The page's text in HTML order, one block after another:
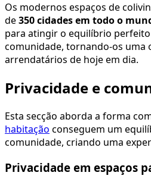
Os modernos espaços de
de350 cidades em todo o
para atingir o equilíbrio
comunidade, tornando-os uma
arrendatários de hoje em dia.
Privacidade e
Esta secção aborda a forma
habitação conseguem um
comunidade, criando uma
Privacidade em espaços